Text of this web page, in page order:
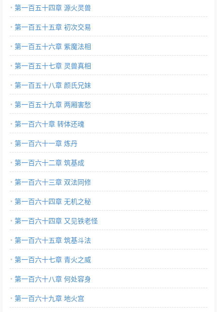
第一百五十四章 源火灵兽
第一百五十五章 初次交易
第一百五十六章 紫魔法相
第一百五十七章 灵兽真相
第一百五十八章 颜氏兄妹
第一百五十九章 两厢害愁
第一百六十章 转体还魂
第一百六十一章 炼丹
第一百六十二章 筑基成
第一百六十三章 双法同修
第一百六十四章 无机之秘
第一百六十四章 又见铁老怪
第一百六十五章 筑基斗法
第一百六十七章 青火之威
第一百六十八章 何处容身
第一百六十九章 地火宫